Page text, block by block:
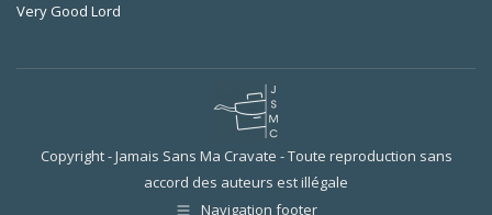
Very Good Lord
Copyright - Jamais Sans Ma Cravate - Toute reproduction sans
accord des auteurs est illégale
Navigation footer